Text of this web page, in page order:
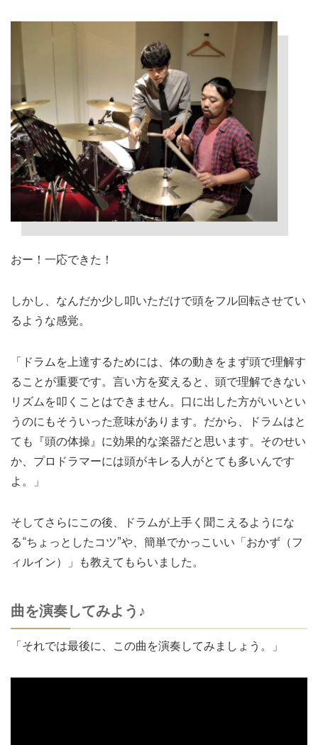
おー！一応できた！
しかし、なんだか少し叩いただけで頭をフル回転させてい
るような感覚。
「ドラムを上達するためには、体の動きをまず頭で理解す
ることが重要です。言い方を変えると、頭で理解できない
リズムを叩くことはできません。口に出した方がいいとい
うのにもそういった意味があります。だから、ドラムはと
ても『頭の体操』に効果的な楽器だと思います。そのせい
か、プロドラマーには頭がキレる人がとても多いんです
よ。」
そしてさらにこの後、ドラムが上手く聞こえるようにな
る“ちょっとしたコツ”や、簡単でかっこいい「おかず（フ
ィルイン）」も教えてもらいました。
曲を演奏してみよう♪
「それでは最後に、この曲を演奏してみましょう。」